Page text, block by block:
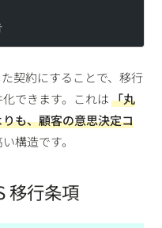
契約にすることで、移行
できます。これは「丸
も、顧客の意思決定コ
構造です。
移行条項